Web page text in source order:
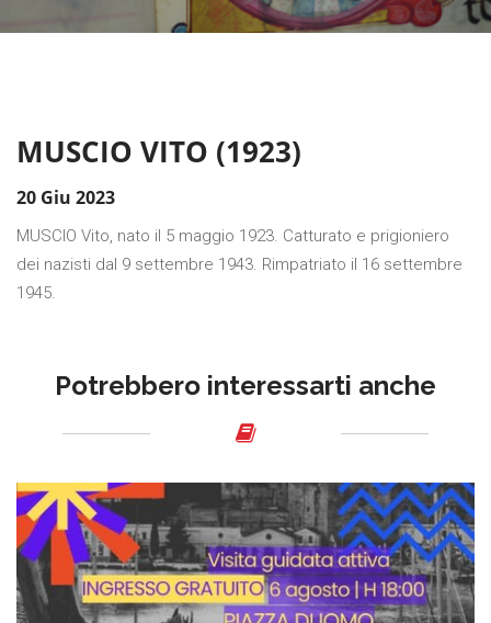
MUSCIO VITO (1923)
20 Giu 2023
MUSCIO Vito, nato il 5 maggio 1923. Catturato e prigioniero
dei nazisti dal 9 settembre 1943. Rimpatriato il 16 settembre
1945.
Potrebbero interessarti anche